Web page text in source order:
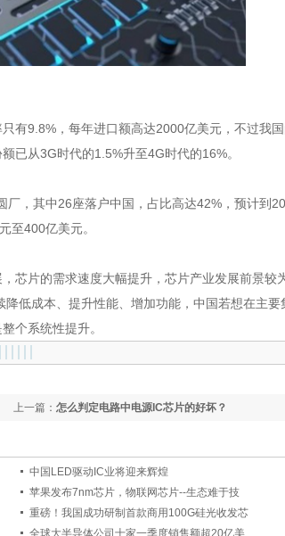
9.8%，每年进口额高达2000亿美元，不过我
已从3G时代的1.5%升至4G时代的16%。
，其中26座落户中国，占比高达42%，预计到
至400亿美元。
片的需求速度大幅提升，芯片产业发展前景较
低成本、提升性能、增加功能，中国若想在主要
个系统性提升。
上一篇： 怎么判定电路中电源IC芯片的好坏？
中国LED驱动IC业将迎来辉煌
苹果发布7nm芯片，物联网芯片--生态难于技
重磅！我国成功研制首款商用100G硅光收发芯
全球大半导体公司十家一季度销售额超20亿美